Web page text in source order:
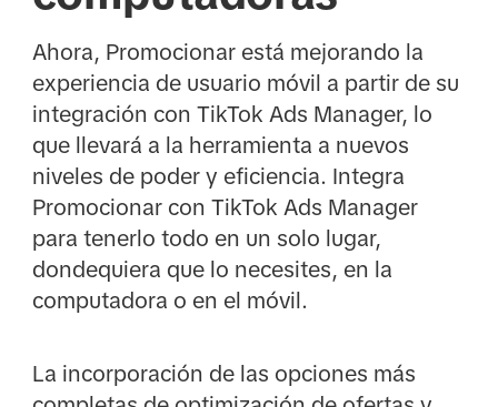
Ahora, Promocionar está mejorando la
experiencia de usuario móvil a partir de su
integración con TikTok Ads Manager, lo
que llevará a la herramienta a nuevos
niveles de poder y eficiencia. Integra
Promocionar con TikTok Ads Manager
para tenerlo todo en un solo lugar,
dondequiera que lo necesites, en la
computadora o en el móvil.
La incorporación de las opciones más